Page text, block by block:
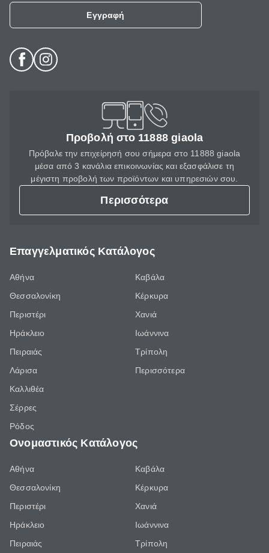
Εγγραφή
Προβολή στο 11888 giaola
Πρόβαλε την επιχείρησή σου σήμερα στο 11888 giaola
μέσα από 3 κανάλια επικοινωνίας και εξασφάλισε τη
μέγιστη προβολή των προϊόντων και υπηρεσιών σου.
Περισσότερα
Επαγγελματικός Κατάλογος
Αθήνα
Θεσσαλονίκη
Περιστέρι
Ηράκλειο
Πειραιάς
Λάρισα
Καλλιθέα
Σέρρες
Ρόδος
Καβάλα
Κέρκυρα
Χανιά
Ιωάννινα
Τρίπολη
Περισσότερα
Ονομαστικός Κατάλογος
Αθήνα
Θεσσαλονίκη
Περιστέρι
Ηράκλειο
Πειραιάς
Καβάλα
Κέρκυρα
Χανιά
Ιωάννινα
Τρίπολη